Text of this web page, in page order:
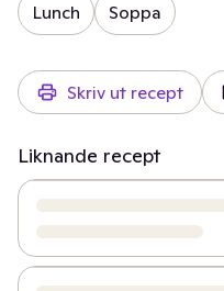
Lunch Soppa
Skriv ut recept
Liknande recept